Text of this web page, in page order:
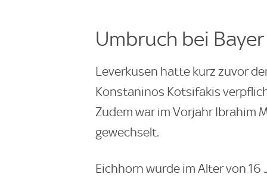
Umbruch bei
Leverkusen hatte kurz zuvor
Konstaninos Kotsifakis
Zudem war im Vorjahr Ibrahim
gewechselt.
Eichhorn wurde im Alter von 16